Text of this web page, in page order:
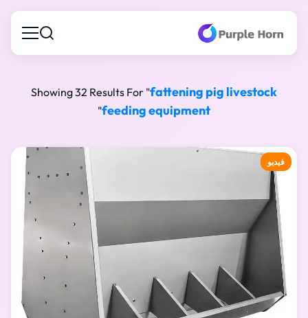
Showing 32 Results For "fattening pig livestock
feeding equipment
"
فيديو